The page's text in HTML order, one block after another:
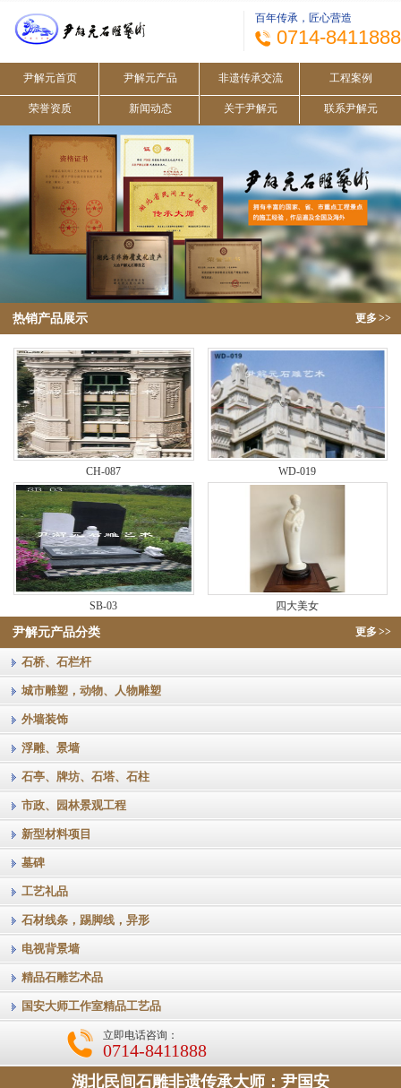
百年传承，匠心营造
0714-8411888
尹解元首页 尹解元产品 非遗传承交流 工程案例
荣誉资质 新闻动态 关于尹解元 联系尹解元
更多>>
热销产品展示
CH-087 WD-019
SB-03 四大美女
更多>>
尹解元产品分类
石桥、石栏杆
城市雕塑，动物、人物雕塑
外墙装饰
浮雕、景墙
石亭、牌坊、石塔、石柱
市政、园林景观工程
新型材料项目
墓碑
工艺礼品
石材线条，踢脚线，异形
电视背景墙
精品石雕艺术品
国安大师工作室精品工艺品
立即电话咨询：
0714-8411888
湖北民间石雕非遗传承大师：尹国安